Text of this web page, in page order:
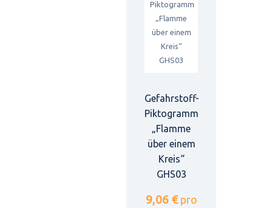
Gefahrstoff-
Piktogramm
„Flamme
über einem
Kreis“
GHS03
9,06 € pro